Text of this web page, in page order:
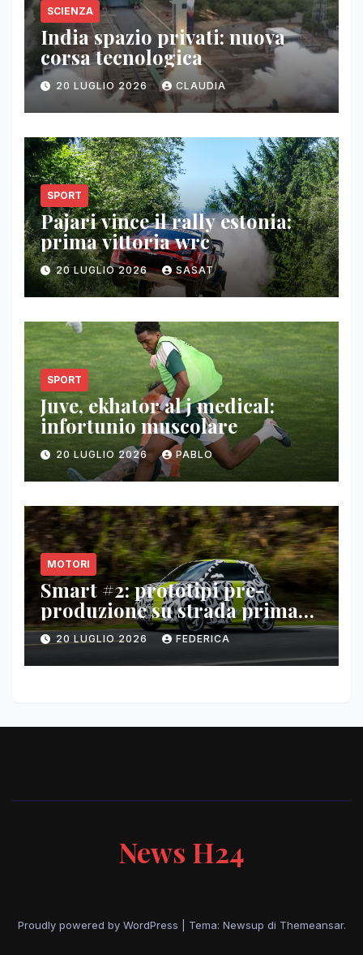
SCIENZA
India spazio privati: nuova
corsa tecnologica
20 LUGLIO 2026 CLAUDIA
SPORT
Pajari vince il rally estonia:
prima vittoria wrc
20 LUGLIO 2026 SASAT
SPORT
Juve, ekhator al j medical:
infortunio muscolare
20 LUGLIO 2026 PABLO
MOTORI
Smart #2: prototipi pre-
produzione su strada prima
del paris motor show 2026
20 LUGLIO 2026 FEDERICA
News H24
Proudly powered by WordPress Tema: Newsup di Themeansar.